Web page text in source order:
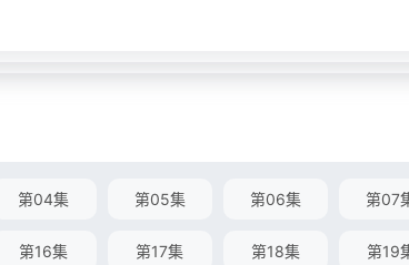
第04集 第05集 第06集 第07
第16集 第17集 第18集 第19